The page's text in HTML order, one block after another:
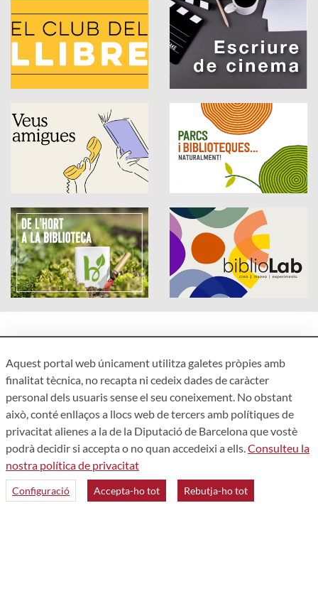
Accessibilitat
Avís legal
Política de privacitat
Mapa web
Contacte
Aquest portal web únicament utilitza galetes pròpies amb
finalitat tècnica, no recapta ni cedeix dades de caràcter
personal dels usuaris sense el seu coneixement. No obstant
això, conté enllaços a llocs web de tercers amb polítiques de
privacitat alienes a la de la Diputació de Barcelona que vostè
podrà decidir si accepta o no quan accedeixi a ells.Consulteu la
nostra política de privacitat
Configuració Accepta-ho tot Rebutja-ho tot